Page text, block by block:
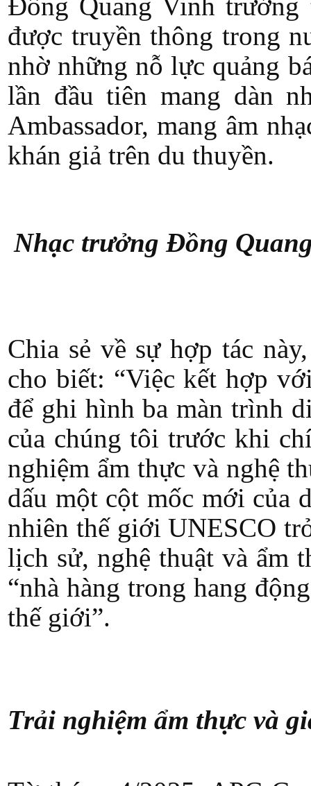
được truyền thông trong
nhờ những nỗ lực quảng
lần đầu tiên mang dàn
Ambassador, mang âm
khán giả trên du thuyền.
Nhạc trưởng Đồng
Chia sẻ về sự hợp tác
cho biết: “Việc kết hợp
để ghi hình ba màn trình
của chúng tôi trước khi
nghiệm ẩm thực và nghệ
dấu một cột mốc mới của
nhiên thế giới UNESCO
lịch sử, nghệ thuật và ẩm
“nhà hàng trong hang
thế giới”.
Trải nghiệm ẩm thực và